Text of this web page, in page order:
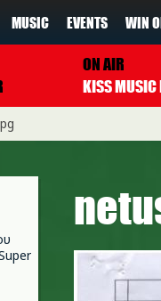
MUSIC EVENTS WIN
ON AIR